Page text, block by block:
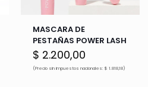
MASCARA DE
PESTAÑAS POWER LASH
$ 2.200,00
(Precio sin impuestos nacionales: $ 1.818,18)